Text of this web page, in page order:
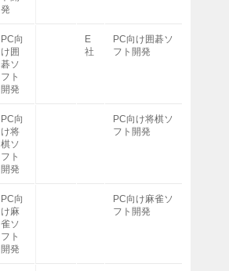
発
PC向
け囲
碁ソ
フト
開発
E
社
PC向け囲碁ソ
フト開発
PC向
け将
棋ソ
フト
開発
PC向け将棋ソ
フト開発
PC向
け麻
雀ソ
フト
開発
PC向け麻雀ソ
フト開発